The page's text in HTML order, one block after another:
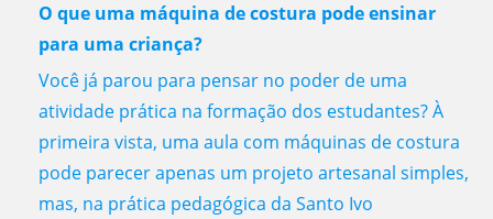
O que uma máquina de costura pode ensinar
para uma criança?
Você já parou para pensar no poder de uma
atividade prática na formação dos estudantes? À
primeira vista, uma aula com máquinas de costura
pode parecer apenas um projeto artesanal simples,
mas, na prática pedagógica da Santo Ivo